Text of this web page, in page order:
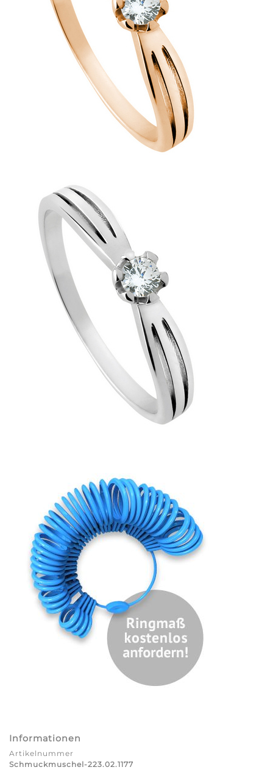
Informationen
Artikelnummer
Schmuckmuschel-223.02.1177